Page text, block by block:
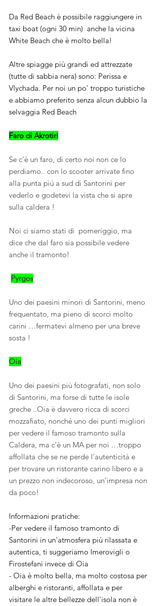
Da Red Beach è possibile raggiungere in
taxi boat (ogni 30 min)  anche la vicina
White Beach che è molto bella!
Altre spiagge più grandi ed attrezzate
(tutte di sabbia nera) sono: Perissa e
Vlychada. Per noi un po' troppo turistiche
e abbiamo preferito senza alcun dubbio la
selvaggia Red Beach
Faro di Akrotiri
Se c’è un faro, di certo noi non ce lo
perdiamo.. con lo scooter arrivate fino
alla punta piú a sud di Santorini per
vederlo e godetevi la vista che si apre
sulla caldera !
Noi ci siamo stati di  pomeriggio, ma
dice che dal faro sia possibile vedere
anche il tramonto!
Pyrgos
Uno dei paesini minori di Santorini, meno
frequentato, ma pieno di scorci molto
carini …fermatevi almeno per una breve
sosta !
Oia
Uno dei paesini più fotografati, non solo
di Santorini, ma forse di tutte le isole
greche ..Oia è davvero ricca di scorci
mozzafiato, nonché uno dei punti migliori
per vedere il famoso tramonto sulla
Caldera, ma c’è un MA per noi …troppo
affollata che se ne perde l’autenticità e
per trovare un ristorante carino libero e a
un prezzo non indecoroso, un’impresa non
da poco!
Informazioni pratiche:
-Per vedere il famoso tramonto di
Santorini in un'atmosfera più rilassata e
autentica, ti suggeriamo Imerovigli o
Firostefani invece di Oia
- Oia è molto bella, ma molto costosa per
alberghi e ristoranti, affollata e per
visitare le altre bellezze dell'isola non è